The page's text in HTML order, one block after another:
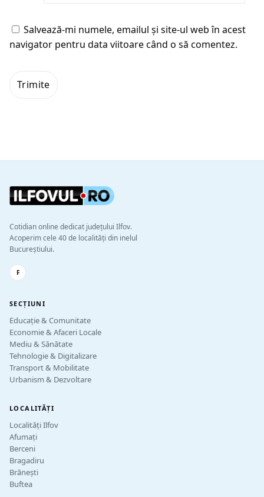
Salvează-mi numele, emailul și site-ul web în acest
navigator pentru data viitoare când o să comentez.
Cotidian online dedicat județului Ilfov.
Acoperim cele 40 de localități din inelul
Bucureștiului.
F
SECȚIUNI
Educație & Comunitate
Economie & Afaceri Locale
Mediu & Sănătate
Tehnologie & Digitalizare
Transport & Mobilitate
Urbanism & Dezvoltare
LOCALITĂȚI
Localități Ilfov
Afumați
Berceni
Bragadiru
Brănești
Buftea